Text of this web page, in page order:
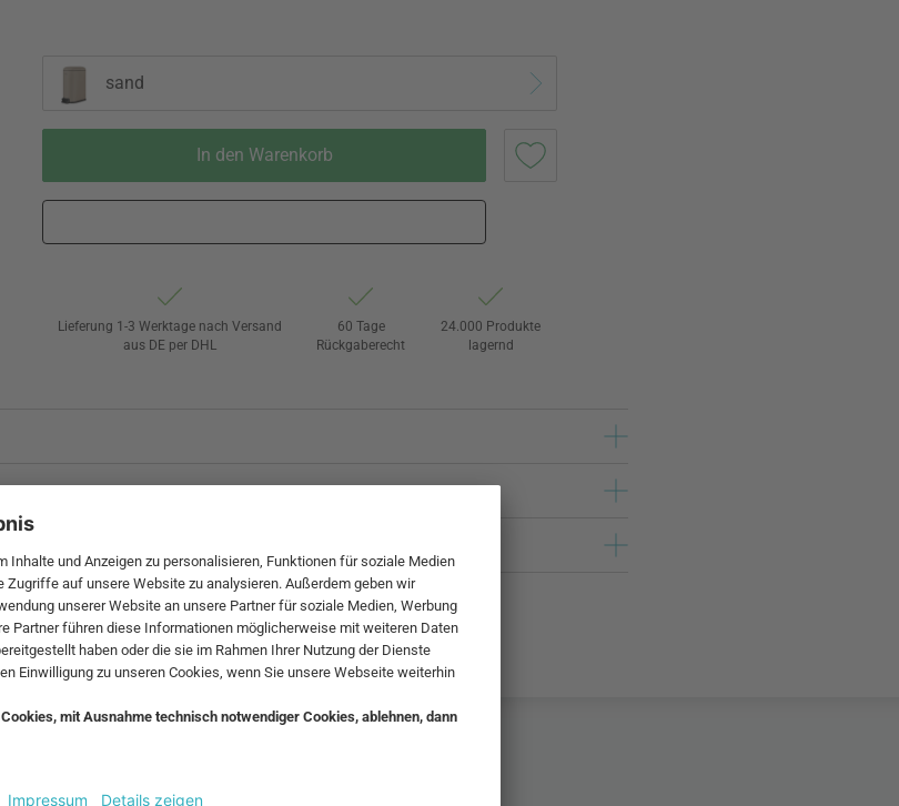
sand
In den Warenkorb
Lieferung 1-3 Werktage nach Versand
aus DE per DHL
60 Tage
Rückgaberecht
24.000 Produkte
lagernd